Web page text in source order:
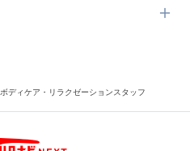
ボディケア・リラクゼーションスタッフ